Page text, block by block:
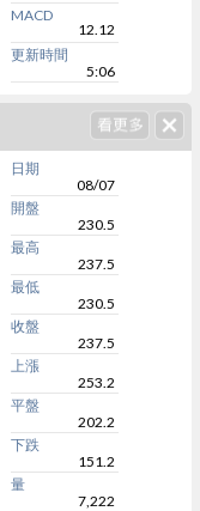
MACD
12.12
更新時間
5:06
日期
08/07
開盤
230.5
最高
237.5
最低
230.5
收盤
237.5
上漲
253.2
平盤
202.2
下跌
151.2
量
7,222